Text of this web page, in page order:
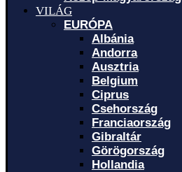
VILÁG
EURÓPA
Albánia
Andorra
Ausztria
Belgium
Ciprus
Csehország
Franciaország
Gibraltár
Görögország
Hollandia